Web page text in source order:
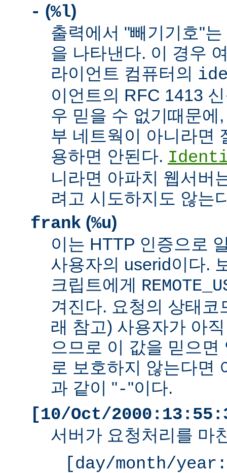
- (%l)
출력에서 "빼기기호"
을 나타낸다. 이 경우
라이언트 컴퓨터의
이언트의 RFC 1413
우 믿을 수 없기때문에
부 네트웍이 아니라면
용하면 안된다.
니라면 아파치 웹서버
려고 시도하지도 않는
frank (%u)
이는 HTTP 인증으로
사용자의 userid이다.
크립트에게
겨진다. 요청의 상태코
래 참고) 사용자가 아
으므로 이 값을 믿으면
로 보호하지 않는다면
과 같이 "-"이다.
[10/Oct/
서버가 요청처리를 마
[day/month/